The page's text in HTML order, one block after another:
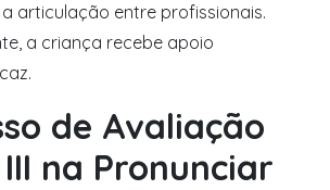
articulação entre profissionais.
a criança recebe apoio
de Avaliação
na Pronunciar